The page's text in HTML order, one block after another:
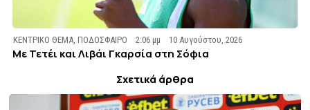
ΚΕΝΤΡΙΚΟ ΘΕΜΑ,ΠΟΔΟΣΦΑΙΡΟ 2:06 μμ 10 Αυγούστου, 2026
Με Τετέι και Λιβάι Γκαρσία στη Σόφια
Σχετικά άρθρα